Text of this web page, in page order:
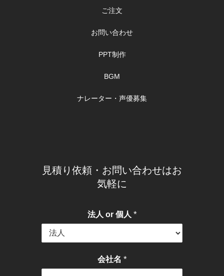
ご注文
お問い合わせ
PPT制作
BGM
ナレーター・声優募集
見積り依頼・お問い合わせはお
気軽に
法人 or 個人 *
会社名 *